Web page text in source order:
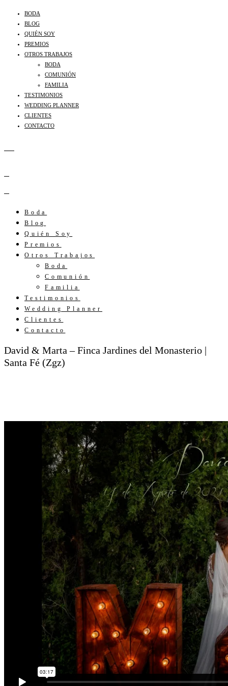
BODA
BLOG
QUIÉN SOY
PREMIOS
OTROS TRABAJOS
BODA
COMUNIÓN
FAMILIA
TESTIMONIOS
WEDDING PLANNER
CLIENTES
CONTACTO
Boda
Blog
Quién Soy
Premios
Otros Trabajos
Boda
Comunión
Familia
Testimonios
Wedding Planner
Clientes
Contacto
David & Marta – Finca Jardines del Monasterio |
Santa Fé (Zgz)